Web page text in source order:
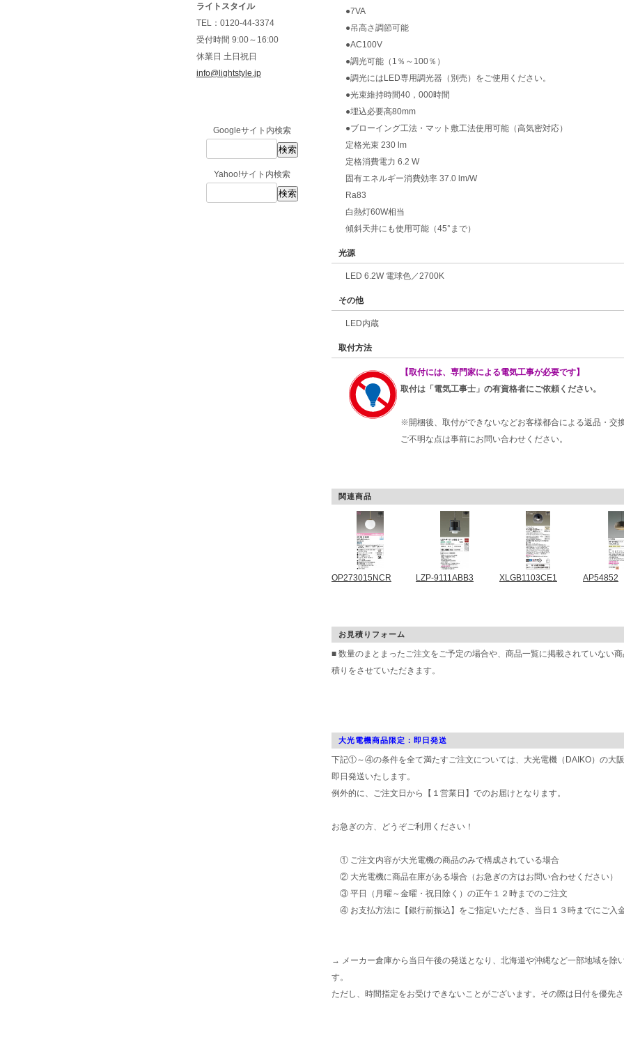
ライトスタイル
TEL：0120-44-3374
受付時間 9:00～16:00
休業日 土日祝日
info@lightstyle.jp
Googleサイト内検索
Yahoo!サイト内検索
●7VA
●吊高さ調節可能
●AC100V
●調光可能（1％～100％）
●調光にはLED専用調光器（別売）をご使用ください。
●光束維持時間40，000時間
●埋込必要高80mm
●ブローイング工法・マット敷工法使用可能（高気密対応）
定格光束 230 lm
定格消費電力 6.2 W
固有エネルギー消費効率 37.0 lm/W
Ra83
白熱灯60W相当
傾斜天井にも使用可能（45°まで）
光源
LED 6.2W 電球色／2700K
その他
LED内蔵
取付方法
【取付には、専門家による電気工事が必要です】
取付は「電気工事士」の有資格者にご依頼ください。
※開梱後、取付ができないなどお客様都合による返品・交
ご不明な点は事前にお問い合わせください。
関連商品
OP273015NCR LZP-9111ABB3 XLGB1103CE1 AP54852
お見積りフォーム
■ 数量のまとまったご注文をご予定の場合や、商品一覧に掲載されていない
積りをさせていただきます。
大光電機商品限定：即日発送
下記①～④の条件を全て満たすご注文については、大光電機（DAIKO）の大阪
即日発送いたします。
例外的に、ご注文日から【１営業日】でのお届けとなります。
お急ぎの方、どうぞご利用ください！
① ご注文内容が大光電機の商品のみで構成されている場合
② 大光電機に商品在庫がある場合（お急ぎの方はお問い合わせください）
③ 平日（月曜～金曜・祝日除く）の正午１２時までのご注文
④ お支払方法に【銀行前振込】をご指定いただき、当日１３時までにご入
→ メーカー倉庫から当日午後の発送となり、北海道や沖縄など一部地域を除
す。
ただし、時間指定をお受けできないことがございます。その際は日付を優先さ